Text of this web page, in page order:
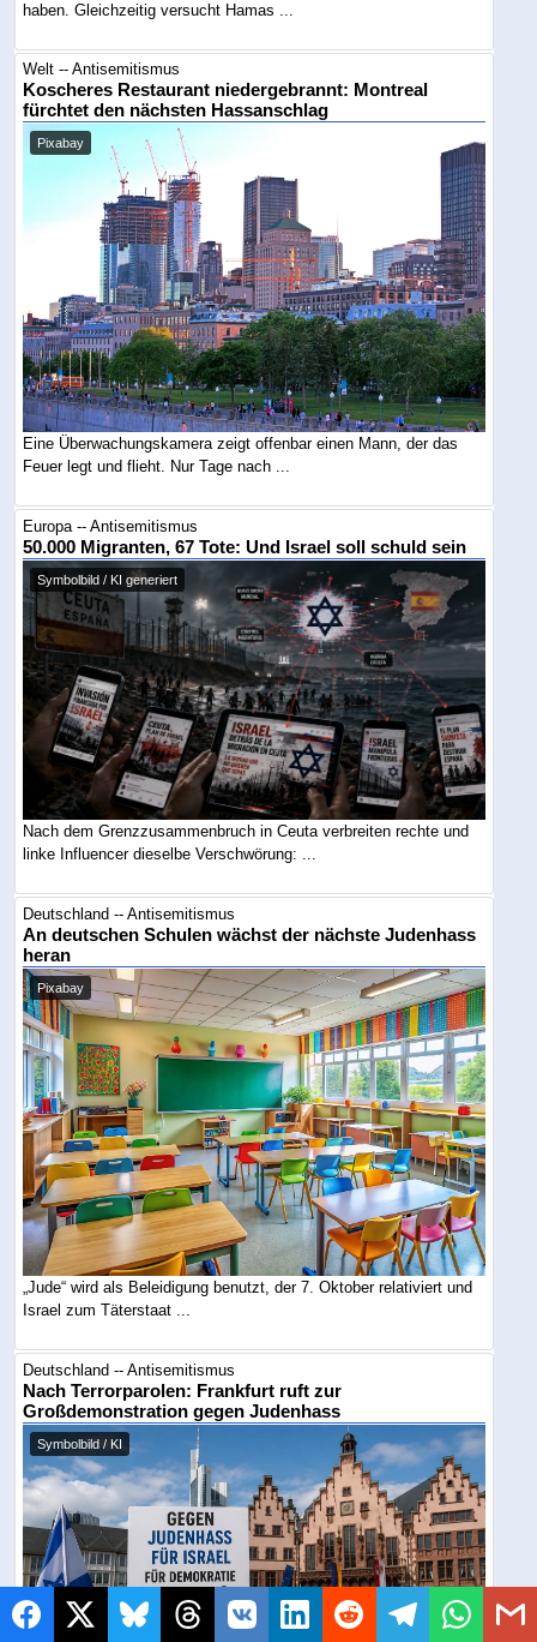
haben. Gleichzeitig versucht Hamas ...
Welt -- Antisemitismus
Koscheres Restaurant niedergebrannt: Montreal
fürchtet den nächsten Hassanschlag
Pixabay
Eine Überwachungskamera zeigt offenbar einen Mann, der das
Feuer legt und flieht. Nur Tage nach ...
Europa -- Antisemitismus
50.000 Migranten, 67 Tote: Und Israel soll schuld sein
Symbolbild / KI generiert
Nach dem Grenzzusammenbruch in Ceuta verbreiten rechte und
linke Influencer dieselbe Verschwörung: ...
Deutschland -- Antisemitismus
An deutschen Schulen wächst der nächste Judenhass
heran
Pixabay
„Jude“ wird als Beleidigung benutzt, der 7. Oktober relativiert und
Israel zum Täterstaat ...
Deutschland -- Antisemitismus
Nach Terrorparolen: Frankfurt ruft zur
Großdemonstration gegen Judenhass
Symbolbild / KI